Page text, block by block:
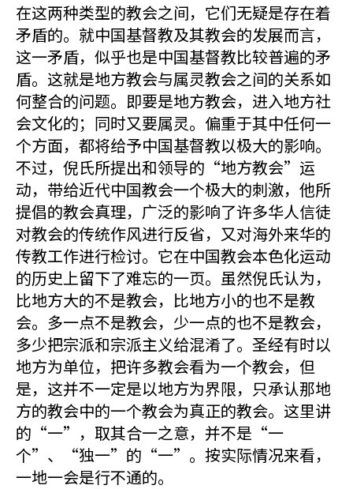
在这两种类型的教会之间，它们无疑是存在着
矛盾的。就中国基督教及其教会的发展而言，
这一矛盾，似乎也是中国基督教比较普遍的矛
盾。这就是地方教会与属灵教会之间的关系如
何整合的问题。即要是地方教会，进入地方社
会文化的；同时又要属灵。偏重于其中任何一
个方面，都将给予中国基督教以极大的影响。
不过，倪氏所提出和领导的“地方教会”运
动，带给近代中国教会一个极大的刺激，他所
提倡的教会真理，广泛的影响了许多华人信徒
对教会的传统作风进行反省，又对海外来华的
传教工作进行检讨。它在中国教会本色化运动
的历史上留下了难忘的一页。虽然倪氏认为，
比地方大的不是教会，比地方小的也不是教
会。多一点不是教会，少一点的也不是教会，
多少把宗派和宗派主义给混淆了。圣经有时以
地方为单位，把许多教会看为一个教会，但
是，这并不一定是以地方为界限，只承认那地
方的教会中的一个教会为真正的教会。这里讲
的“一”，取其合一之意，并不是“一
个”、“独一”的“一”。按实际情况来看，
一地一会是行不通的。